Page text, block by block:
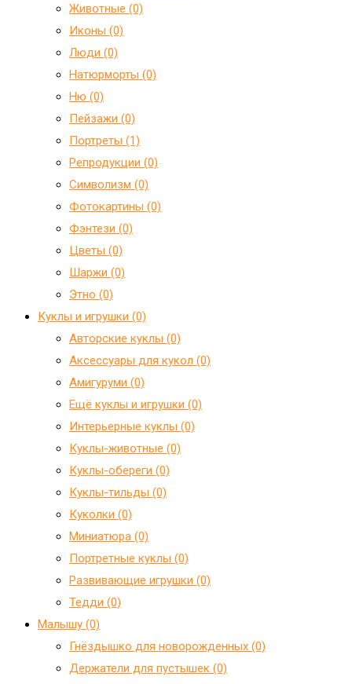
Животные (0)
Иконы (0)
Люди (0)
Натюрморты (0)
Ню (0)
Пейзажи (0)
Портреты (1)
Репродукции (0)
Символизм (0)
Фотокартины (0)
Фэнтези (0)
Цветы (0)
Шаржи (0)
Этно (0)
Куклы и игрушки (0)
Авторские куклы (0)
Аксессуары для кукол (0)
Амигуруми (0)
Ещё куклы и игрушки (0)
Интерьерные куклы (0)
Куклы-животные (0)
Куклы-обереги (0)
Куклы-тильды (0)
Куколки (0)
Миниатюра (0)
Портретные куклы (0)
Развивающие игрушки (0)
Тедди (0)
Малышу (0)
Гнёздышко для новорожденных (0)
Держатели для пустышек (0)